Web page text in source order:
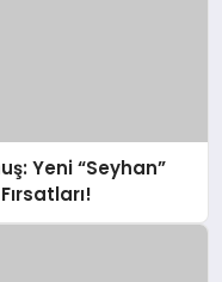
Yeni “Seyhan”